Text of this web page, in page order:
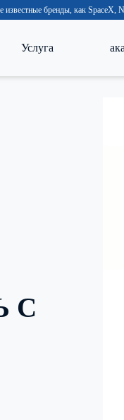
известные бренды, как
Услуга
С